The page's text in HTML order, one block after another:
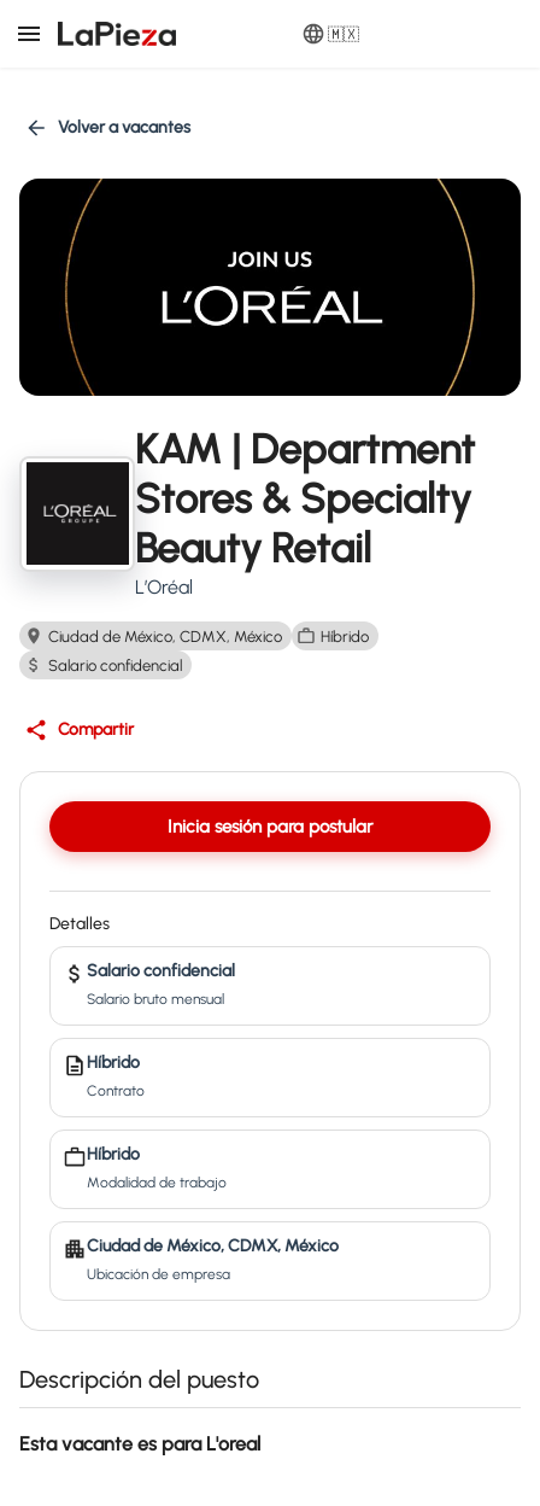
🇲🇽
Volver a vacantes
KAM | Department
Stores & Specialty
Beauty Retail
L’Oréal
Ciudad de México, CDMX, México
Híbrido
Salario confidencial
Compartir
Inicia sesión para postular
Detalles
Salario confidencial
Salario bruto mensual
Híbrido
Contrato
Híbrido
Modalidad de trabajo
Ciudad de México, CDMX, México
Ubicación de empresa
Descripción del puesto
Esta vacante es para L'oreal